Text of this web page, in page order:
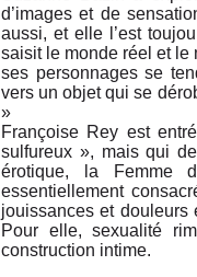
d’images et de
aussi, et elle l’est
saisit le monde réel et le
ses personnages se
vers un objet qui se
»
Françoise Rey est
sulfureux », mais qui
érotique, la Femme
essentiellement
jouissances et douleurs
Pour elle, sexualité
construction intime.